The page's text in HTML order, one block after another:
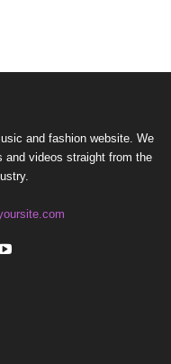
and fashion website. We
and videos straight from the